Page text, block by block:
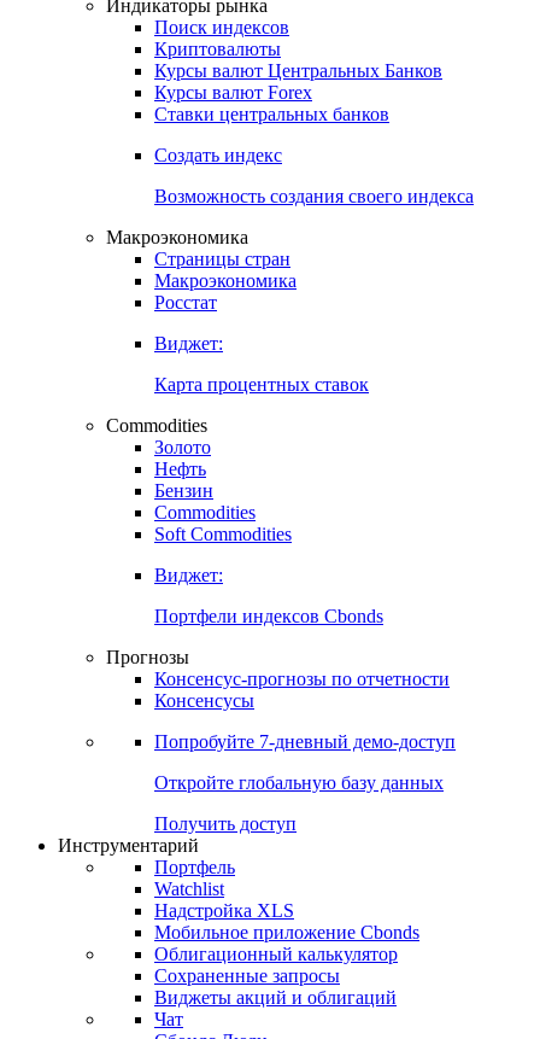
Получить доступ
Индикаторы рынка
Поиск индексов
Курсы валют Центральных Банков
Ставки центральных банков
Создать индекс
Возможность создания своего индекса
Страницы стран
Росстат
Виджет:
Карта процентных ставок
Commodities
Золото
Бензин
Soft Commodities
Виджет:
Портфели индексов Cbonds
Прогнозы
Консенсусы
Попробуйте7-дневный
Откройте глобальную базу данных
Получить доступ
Инструментарий
Портфель
Watchlist
Надстройка XLS
Мобильное приложение Cbonds